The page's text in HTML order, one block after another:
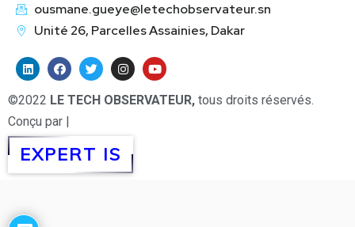
ousmane.gueye@letechobservateur.sn
Unité 26, Parcelles Assainies, Dakar
©2022 LE TECH OBSERVATEUR, tous droits réservés.
Conçu par |
EXPERT IS